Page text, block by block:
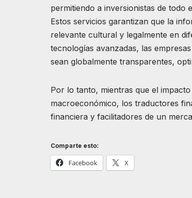
permitiendo a inversionistas de todo
Estos servicios garantizan que la
relevante cultural y legalmente en
tecnologías avanzadas, las
sean globalmente transparentes,
Por lo tanto, mientras que el
macroeconómico, los traductores
financiera y facilitadores de un
Comparte esto:
Facebook X